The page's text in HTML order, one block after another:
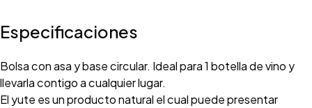
Especificaciones
Bolsa con asa y base circular. Ideal para 1 botella de vino y
llevarla contigo a cualquier lugar.
El yute es un producto natural el cual puede presentar